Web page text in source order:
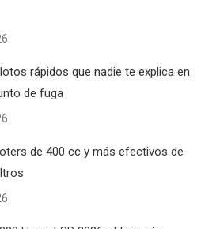
rápidos que nadie te explica en
de fuga
de 400 cc y más efectivos de